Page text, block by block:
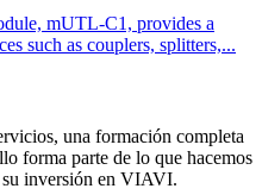
mUTL-C1, provides a
such as couplers, splitters,...
una formación completa
forma parte de lo que hacemos
inversión en VIAVI.